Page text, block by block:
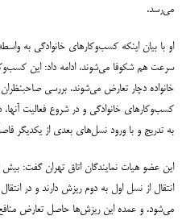
می‌رسد.
او با بیان اینکه کسب‌وکارهای خانوادگی به
سرعت هم شکوفا می‌شوند، ادامه داد: این
خانواده دچار تعارض می‌شوند. بررسی
کسب‌وکارهای خانوادگی و در شروع فعالیت
به تدریج و با ورود نسل‌های بعدی از یکدیگر
می‌شود. و عمده این ریزش‌ها حاصل تعارض